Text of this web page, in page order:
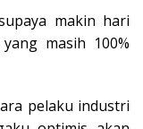
makin hari
masih 100%
pelaku industri